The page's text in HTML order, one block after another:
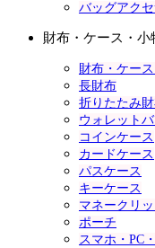
バッグアク
財布・ケース・小
財布・ケー
長財布
折りたたみ
ウォレット
コインケース
カードケース
パスケース
キーケース
マネークリ
ポーチ
スマホ・PC